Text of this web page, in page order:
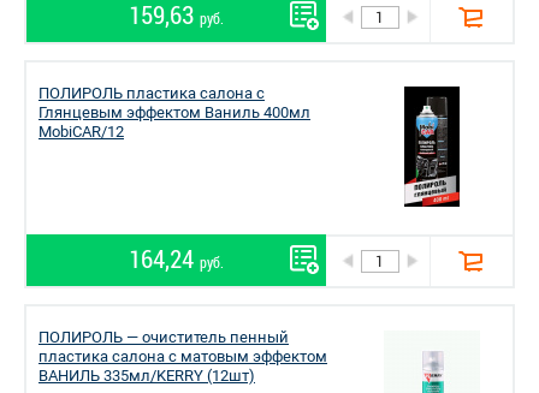
159,63 руб.
ПОЛИРОЛЬ пластика салона с
Глянцевым эффектом Ваниль 400мл
MobiCAR/12
164,24 руб.
ПОЛИРОЛЬ — очиститель пенный
пластика салона с матовым эффектом
ВАНИЛЬ 335мл/KERRY (12шт)